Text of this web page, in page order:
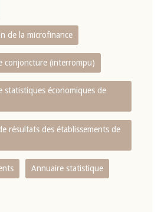
de la microfinance
conjoncture (interrompu)
statistiques économiques de
résultats des établissements de
Annuaire statistique